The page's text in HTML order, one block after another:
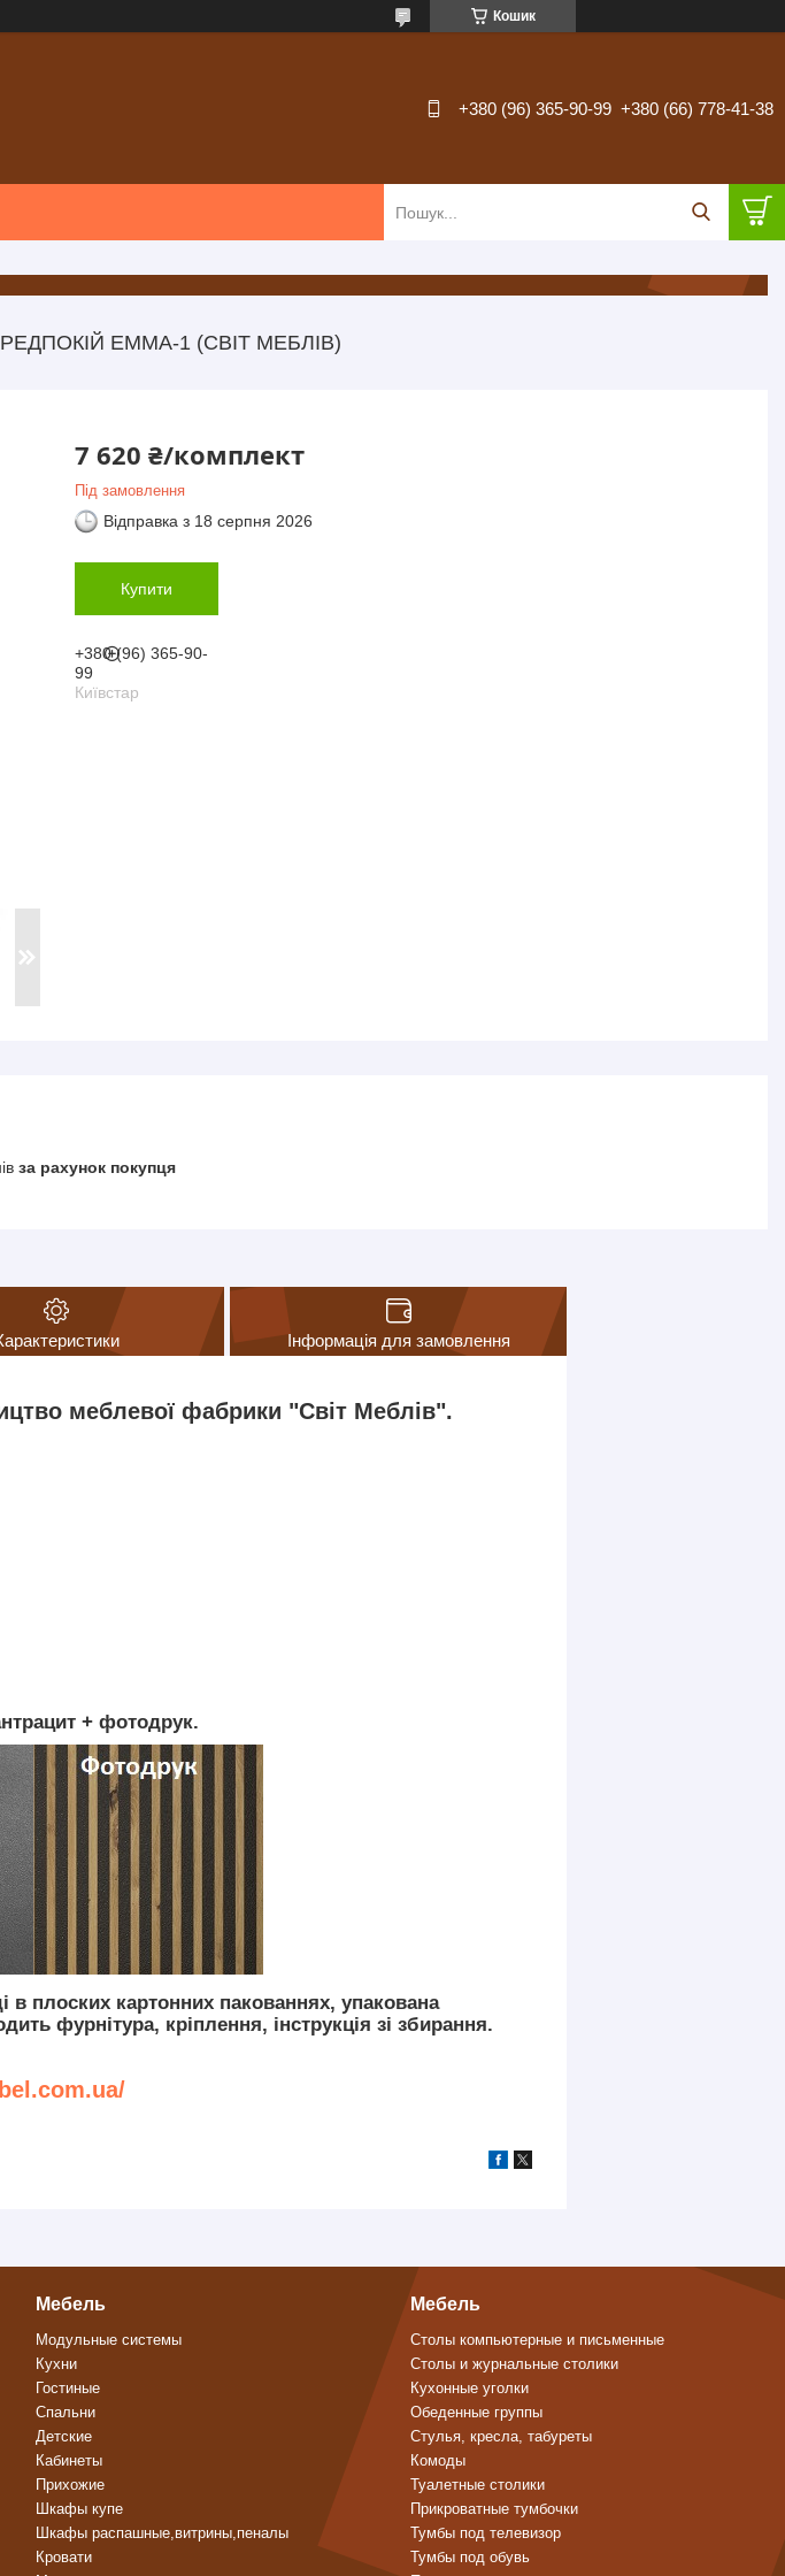
Кошик
+380 (96) 365-90-99 +380 (66) 778-41-38
ЕММА-1 (СВІТ МЕБЛІВ)
7 620 ₴/комплект
Під замовлення
Відправка з 18 серпня 2026
Купити
+380 (96) 365-90-
99
Київстар
за рахунок покупця
Інформація для замовлення
меблевої фабрики "Світ Меблів".
+ фотодрук.
плоских картонних пакованнях, упакована
фурнітура, кріплення, інструкція зі збирання.
Мебель
Модульные системы
Кухни
Гостиные
Спальни
Детские
Кабинеты
Прихожие
Шкафы купе
Шкафы распашные,витрины,пеналы
Кровати
Мебель
Столы компьютерные и письменные
Столы и журнальные столики
Кухонные уголки
Обеденные группы
Стулья, кресла, табуреты
Комоды
Туалетные столики
Прикроватные тумбочки
Тумбы под телевизор
Тумбы под обувь